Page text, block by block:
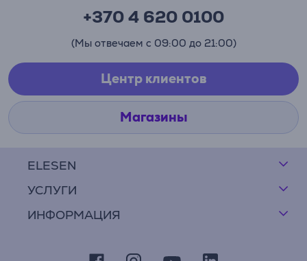
ELESEN
УСЛУГИ
ИНФОРМАЦИЯ
+370 4 620 0100
(Мы отвечаем с 09:00 до 21:00)
Центр клиентов
Магазины